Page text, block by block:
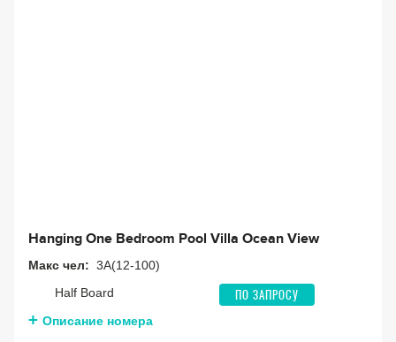
Hanging One Bedroom Pool Villa Ocean View
Макс чел: 3A(12-100)
Half Board
ПО ЗАПРОСУ
Описание номера